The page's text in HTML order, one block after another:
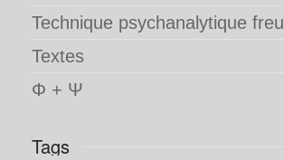
Technique psychanalytique
Textes
Φ + Ψ
Tags